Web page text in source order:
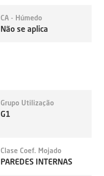
CA - Húmedo
Não se aplica
Grupo Utilização
G1
Clase Coef. Mojado
PAREDES INTERNAS